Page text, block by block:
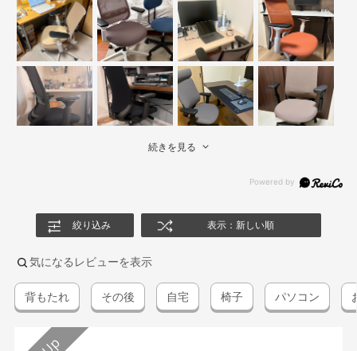
続きを見る
絞り込み 表示：新しい順
気になるレビューを表示
背もたれ その後 自宅 椅子 パソコン